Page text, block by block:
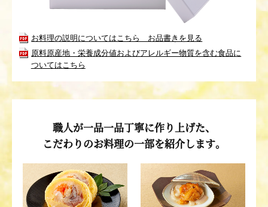
お料理の説明についてはこちら お品書きを見る
原料原産地・栄養成分値およびアレルギー物質を含む食品に
ついてはこちら
職人が一品一品丁寧に作り上げた、
こだわりのお料理の一部を紹介します。